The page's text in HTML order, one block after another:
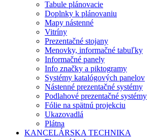
Tabule plánovacie
Doplnky k plánovaniu
Mapy nástenné
Vitríny
Prezentačné stojany
Menovky, informačné tabuľky
Informačné panely
Info značky a piktogramy
Systémy katalógových panelov
Nástenné prezentačné systémy
Podlahové prezentačné systémy
Fólie na spätnú projekciu
Ukazovadlá
Plátna
KANCELÁRSKA TECHNIKA